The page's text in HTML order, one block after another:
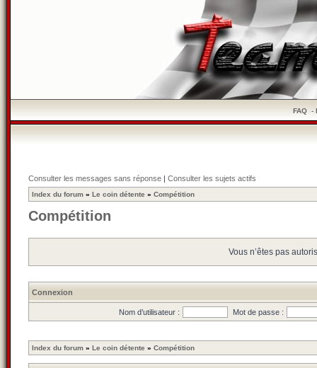
FAQ-
Consulter les messages sans réponse | Consulter les sujets actifs
Index du forum » Le coin détente » Compétition
Compétition
Vous n’êtes pas
Connexion
Nom d’utilisateur : Mot de passe :
Index du forum » Le coin détente » Compétition